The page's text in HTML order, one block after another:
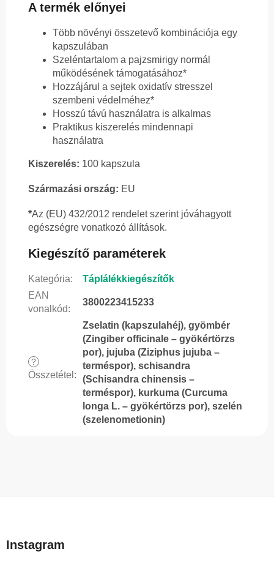
A termék előnyei
Több növényi összetevő kombinációja egy
kapszulában
Szeléntartalom a pajzsmirigy normál
működésének támogatásához*
Hozzájárul a sejtek oxidatív stresszel
szembeni védelméhez*
Hosszú távú használatra is alkalmas
Praktikus kiszerelés mindennapi
használatra
Kiszerelés: 100 kapszula
Származási ország: EU
*Az (EU) 432/2012 rendelet szerint jóváhagyott
egészségre vonatkozó állítások.
Kiegészítő paraméterek
Kategória:
Táplálékkiegészítők
EAN
vonalkód:
3800223415233
?
Összetétel :
Zselatin (kapszulahéj), gyömbér
(Zingiber officinale – gyökértörzs
por), jujuba (Ziziphus jujuba –
terméspor), schisandra
(Schisandra chinensis –
terméspor), kurkuma (Curcuma
longa L. – gyökértörzs por), szelén
(szelenometionin)
bInstagram